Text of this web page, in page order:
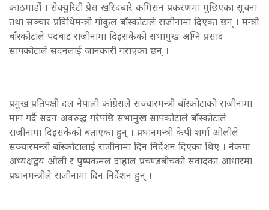
काठमाडौं । सेक्युरिटी प्रेस खरिदबारे कमिसन प्रकरणमा मुछिएका सूचना
तथा सञ्चार प्रविधिमन्त्री गोकुल बाँस्कोटाले राजीनामा दिएका छन् । मन्त्री
बाँस्कोटाले पदबाट राजीनामा दिइसकेको सभामुख अग्नि प्रसाद
सापकोटाले सदनलाई जानकारी गराएका छन् ।
प्रमुख प्रतिपक्षी दल नेपाली कांग्रेसले सञ्चारमन्त्री बाँस्कोटाको राजीनामा
माग गर्दै सदन अवरुद्ध गरेपछि सभामुख सापकोटाले बाँस्कोटाले
राजीनामा दिइसकेको बताएका हुन् । प्रधानमन्त्री केपी शर्मा ओलीले
सञ्चारमन्त्री बाँस्कोटालाई राजीनामा दिन निर्देशन दिएका थिए । नेकपा
अध्यक्षद्वय ओली र पुष्पकमल दाहाल प्रचण्डबीचको संवादका आधारमा
प्रधानमन्त्रीले राजीनामा दिन निर्देशन हुन् ।